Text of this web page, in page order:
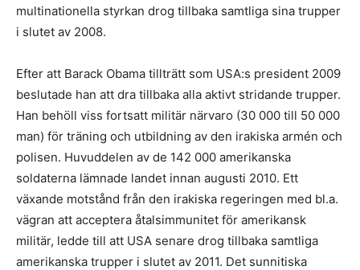
multinationella styrkan drog tillbaka samtliga sina trupper
i slutet av 2008.
Efter att Barack Obama tillträtt som USA:s president 2009
beslutade han att dra tillbaka alla aktivt stridande trupper.
Han behöll viss fortsatt militär närvaro (30 000 till 50 000
man) för träning och utbildning av den irakiska armén och
polisen. Huvuddelen av de 142 000 amerikanska
soldaterna lämnade landet innan augusti 2010. Ett
växande motstånd från den irakiska regeringen med bl.a.
vägran att acceptera åtalsimmunitet för amerikansk
militär, ledde till att USA senare drog tillbaka samtliga
amerikanska trupper i slutet av 2011. Det sunnitiska